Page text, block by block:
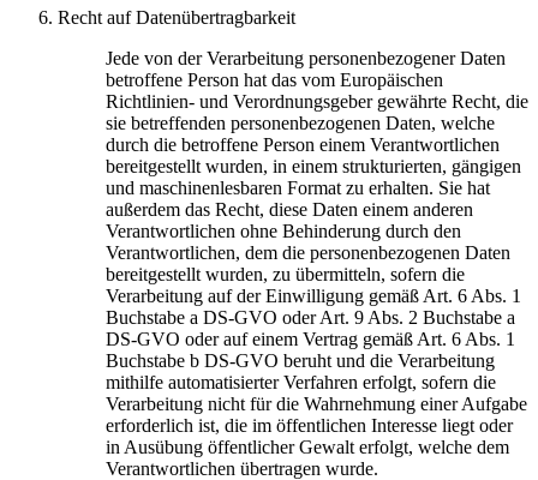
Recht auf Datenübertragbarkeit
Jede von der Verarbeitung personenbezogener Daten
betroffene Person hat das vom Europäischen
Richtlinien- und Verordnungsgeber gewährte Recht, die
sie betreffenden personenbezogenen Daten, welche
durch die betroffene Person einem Verantwortlichen
bereitgestellt wurden, in einem strukturierten, gängigen
und maschinenlesbaren Format zu erhalten. Sie hat
außerdem das Recht, diese Daten einem anderen
Verantwortlichen ohne Behinderung durch den
Verantwortlichen, dem die personenbezogenen Daten
bereitgestellt wurden, zu übermitteln, sofern die
Verarbeitung auf der Einwilligung gemäß Art. 6 Abs. 1
Buchstabe a DS-GVO oder Art. 9 Abs. 2 Buchstabe a
DS-GVO oder auf einem Vertrag gemäß Art. 6 Abs. 1
Buchstabe b DS-GVO beruht und die Verarbeitung
mithilfe automatisierter Verfahren erfolgt, sofern die
Verarbeitung nicht für die Wahrnehmung einer Aufgabe
erforderlich ist, die im öffentlichen Interesse liegt oder
in Ausübung öffentlicher Gewalt erfolgt, welche dem
Verantwortlichen übertragen wurde.